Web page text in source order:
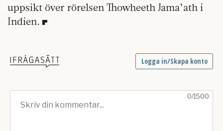
uppsikt över rörelsen Thowheeth Jama’ath i
Indien.